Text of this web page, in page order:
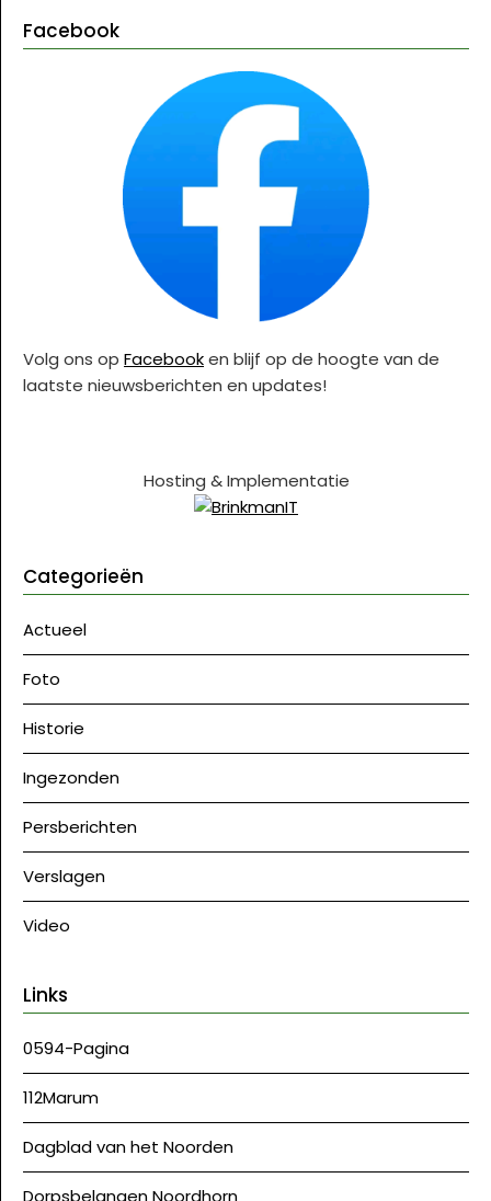
Facebook
Volg ons op Facebooken blijf op de hoogte van de
laatste nieuwsberichten en updates!
Hosting & Implementatie
Categorieën
Actueel
Foto
Historie
Ingezonden
Persberichten
Verslagen
Video
Links
0594-Pagina
112Marum
Dagblad van het Noorden
Dorpsbelangen Noordhorn